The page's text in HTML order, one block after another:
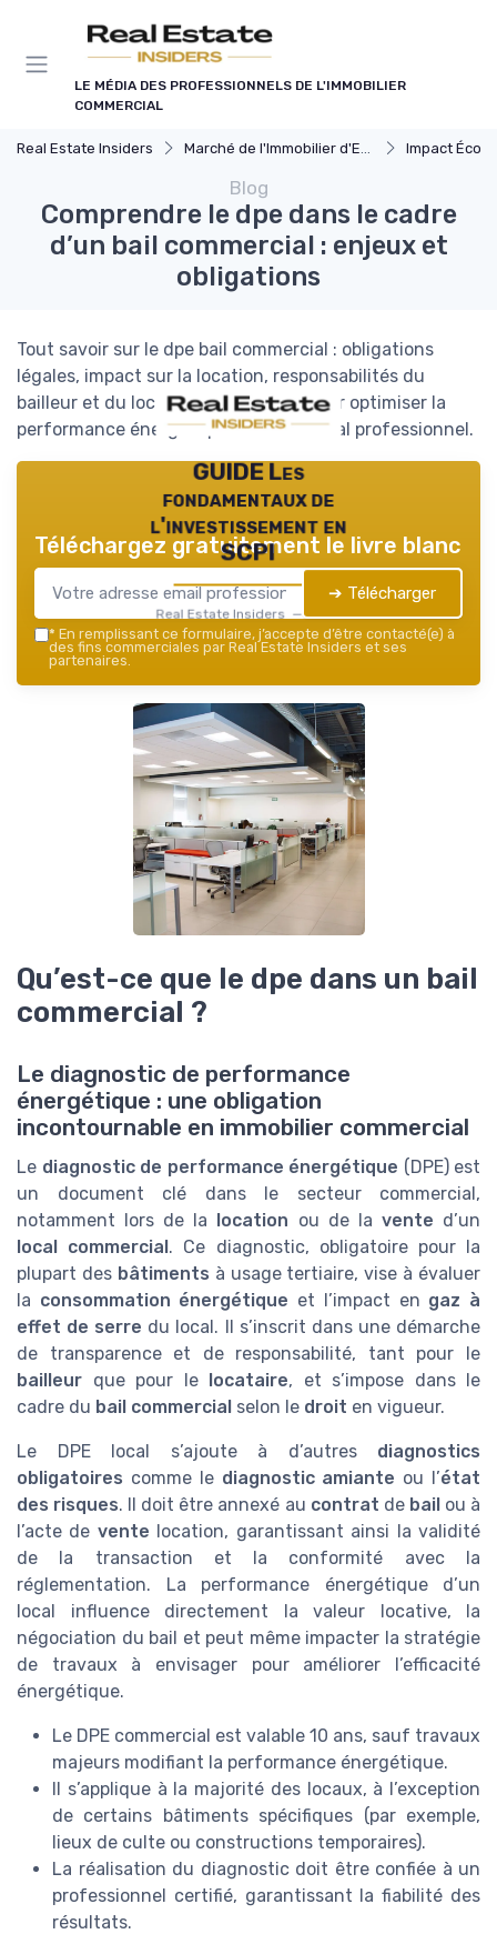
LE MÉDIA DES PROFESSIONNELS DE L'IMMOBILIER
COMMERCIAL
Real Estate Insiders Marché de l'Immobilier d'Entreprise Impact
Blog
Comprendre le dpe dans le cadre
d’un bail commercial : enjeux et
obligations
Tout savoir sur le dpe bail commercial : obligations
légales, impact sur la location, responsabilités du
bailleur et du locataire, et conseils pour optimiser la
performance énergétique de votre local professionnel.
GUIDE Les
fondamentaux de
l'investissement en
SCPI
Real Estate Insiders — 2026
Téléchargez gratuitement le livre blanc
➔ Télécharger
* En remplissant ce formulaire, j’accepte d’être contacté(e) à
des fins commerciales par Real Estate Insiders et ses
partenaires.
Qu’est-ce que le dpe dans un bail
commercial ?
Le diagnostic de performance
énergétique : une obligation
incontournable en immobilier commercial
Le diagnostic de performance énergétique (DPE) est
un document clé dans le secteur commercial,
notamment lors de la location ou de la vente d’un
local commercial. Ce diagnostic, obligatoire pour la
plupart des bâtiments à usage tertiaire, vise à évaluer
la consommation énergétique et l’impact en gaz à
effet de serre du local. Il s’inscrit dans une démarche
de transparence et de responsabilité, tant pour le
bailleur que pour le locataire, et s’impose dans le
cadre du bail commercial selon le droit en vigueur.
Le DPE local s’ajoute à d’autres diagnostics
obligatoires comme le diagnostic amiante ou l’état
des risques. Il doit être annexé au contrat de bailou à
l’acte de vente location, garantissant ainsi la validité
de la transaction et la conformité avec la
réglementation. La performance énergétique d’un
local influence directement la valeur locative, la
négociation du bail et peut même impacter la stratégie
de travaux à envisager pour améliorer l’efficacité
énergétique.
Le DPE commercial est valable 10 ans, sauf travaux
majeurs modifiant la performance énergétique.
Il s’applique à la majorité des locaux, à l’exception
de certains bâtiments spécifiques (par exemple,
lieux de culte ou constructions temporaires).
La réalisation du diagnostic doit être confiée à un
professionnel certifié, garantissant la fiabilité des
résultats.